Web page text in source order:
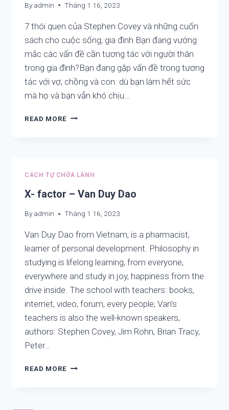
PHÚC
ĐÌNH
By admin Tháng 1 16, 2023
7 thói quen của Stephen Covey và những cuốn
sách cho cuộc sống, gia đình Bạn đang vướng
mắc các vấn đề cần tương tác với người thân
trong gia đình?Bạn đang gặp vấn đề trong tương
tác với vợ, chồng và con: dù bạn làm hết sức
mà họ và bạn vẫn khó chịu…
READ MORE 7
COVEY
NHỮNG
SÁCH
CUỘC
SỐNG,
ĐÌNH:
BỘ
SÁCH
400K
CÁCH TỰ CHỮA LÀNH
X- factor – Van Duy Dao
By admin Tháng 1 16, 2023
Van Duy Dao from Vietnam, is a pharmacist,
learner of personal development. Philosophy in
studying is lifelong learning, from everyone,
everywhere and study in joy, happiness from the
drive inside. The school with teachers: books,
internet, video, forum, every people; Van’s
teachers is also the well-known speakers,
authors: Stephen Covey, Jim Rohn, Brian Tracy,
Peter…
READ MORE